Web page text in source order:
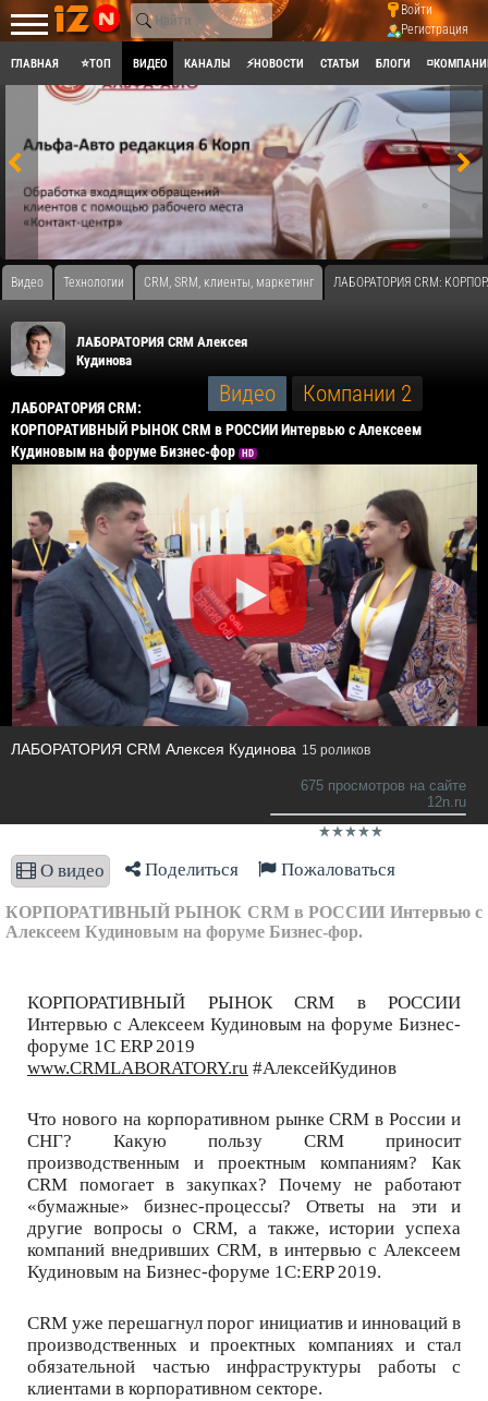
Войти
Регистрация
ГЛАВНАЯ ⭐ТОП ВИДЕО КАНАЛЫ ⚡НОВОСТИ СТАТЬИ БЛОГИ
Видео Технологии CRM, SRM, клиенты, маркетинг ЛАБОРАТОРИЯ CRM:
ЛАБОРАТОРИЯ CRM Алексея
Кудинова
Видео Компании 2
ЛАБОРАТОРИЯ CRM:
КОРПОРАТИВНЫЙ РЫНОК CRM в РОССИИ Интервью с Алексеем
Кудиновым на форуме Бизнес-фор
HD
ЛАБОРАТОРИЯ CRM Алексея Кудинова 15 роликов
675 просмотров на сайте
12n.ru
О видео Поделиться Пожаловаться
КОРПОРАТИВНЫЙ РЫНОК CRM в РОССИИ Интервью с
Алексеем Кудиновым на форуме Бизнес-фор.
КОРПОРАТИВНЫЙ РЫНОК CRM в РОССИИ
Интервью с Алексеем Кудиновым на форуме Бизнес-
форуме 1С ERP 2019
www.CRMLABORATORY.ru #АлексейКудинов
Что нового на корпоративном рынке CRM в России и
СНГ? Какую пользу CRM приносит
производственным и проектным компаниям? Как
CRM помогает в закупках? Почему не работают
«бумажные» бизнес-процессы? Ответы на эти и
другие вопросы о CRM, а также, истории успеха
компаний внедривших CRM, в интервью с Алексеем
Кудиновым на Бизнес-форуме 1С:ERP 2019.
CRM уже перешагнул порог инициатив и инноваций в
производственных и проектных компаниях и стал
обязательной частью инфраструктуры работы с
клиентами в корпоративном секторе.